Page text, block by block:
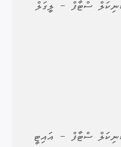
ސްޓާފް - ލީގަލް
ސްޓާފް - އައިޓީ